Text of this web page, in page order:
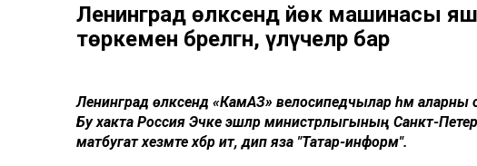
Ленинград өлкәсендә йөк машинасы
төркеменә бәрелгән, үлүчеләр бар
Ленинград өлкәсендә «КамАЗ» велосипедчылар һәм аларны
Бу хакта Россия Эчке эшләр министрлыгының Санкт-
матбугат хезмәте хәбәр итә, дип яза "Татар-информ".